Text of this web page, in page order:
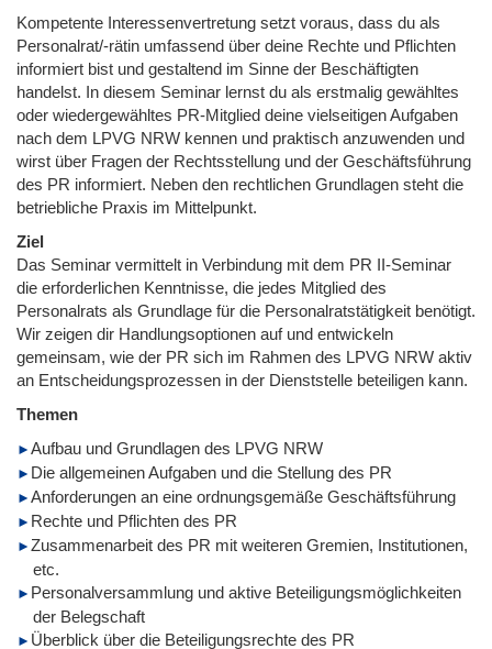
Kompetente Interessenvertretung setzt voraus, dass du als
Personalrat/-rätin umfassend über deine Rechte und Pflichten
informiert bist und gestaltend im Sinne der Beschäftigten
handelst. In diesem Seminar lernst du als erstmalig gewähltes
oder wiedergewähltes PR-Mitglied deine vielseitigen Aufgaben
nach dem LPVG NRW kennen und praktisch anzuwenden und
wirst über Fragen der Rechtsstellung und der Geschäftsführung
des PR informiert. Neben den rechtlichen Grundlagen steht die
betriebliche Praxis im Mittelpunkt.
Ziel
Das Seminar vermittelt in Verbindung mit dem PR II-Seminar
die erforderlichen Kenntnisse, die jedes Mitglied des
Personalrats als Grundlage für die Personalratstätigkeit benötigt.
Wir zeigen dir Handlungsoptionen auf und entwickeln
gemeinsam, wie der PR sich im Rahmen des LPVG NRW aktiv
an Entscheidungsprozessen in der Dienststelle beteiligen kann.
Themen
Aufbau und Grundlagen des LPVG NRW
Die allgemeinen Aufgaben und die Stellung des PR
Anforderungen an eine ordnungsgemäße Geschäftsführung
Rechte und Pflichten des PR
Zusammenarbeit des PR mit weiteren Gremien, Institutionen,
etc.
Personalversammlung und aktive Beteiligungsmöglichkeiten
der Belegschaft
Überblick über die Beteiligungsrechte des PR